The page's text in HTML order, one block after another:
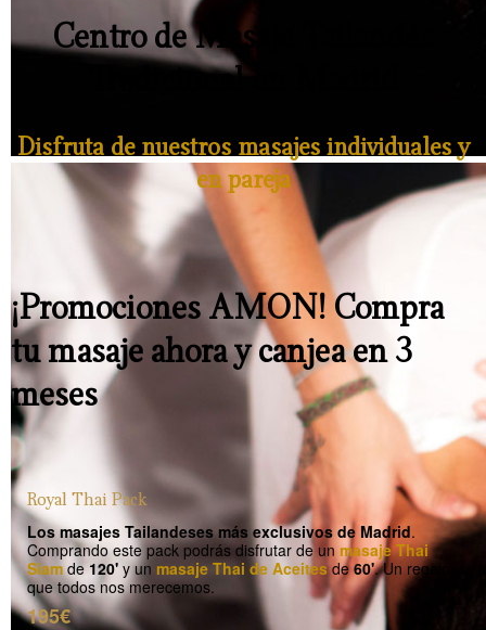
Centro de Masaje Tailandés
Tradicional en Madrid
Disfruta de nuestros masajes individuales y
en pareja
¡Promociones AMON! Compra
tu masaje ahora y canjea en 3
meses
Royal Thai Pack
Los masajes Tailandeses más exclusivos de Madrid.
Comprando este pack podrás disfrutar de un masaje Thai
Siamde120' y un masaje Thai de Aceitesde 60'. Un regalo
que todos nos merecemos.
195€